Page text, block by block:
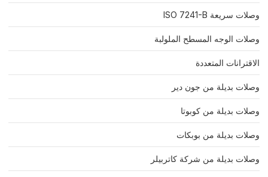
وصلات سريعة ISO 7241-B
وصلات الوجه المسطح الملولبة
الاقترانات المتعددة
وصلات بديلة من جون دير
وصلات بديلة من كوبوتا
وصلات بديلة من بوبكات
وصلات بديلة من شركة كاتربيلر